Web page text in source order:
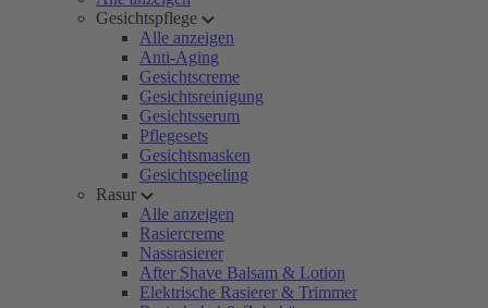
Gesichtspflege
Alle anzeigen
Anti-Aging
Gesichtscreme
Gesichtsreinigung
Gesichtsserum
Pflegesets
Gesichtsmasken
Gesichtspeeling
Rasur
Alle anzeigen
Rasiercreme
Nassrasierer
After Shave Balsam & Lotion
Elektrische Rasierer & Trimmer